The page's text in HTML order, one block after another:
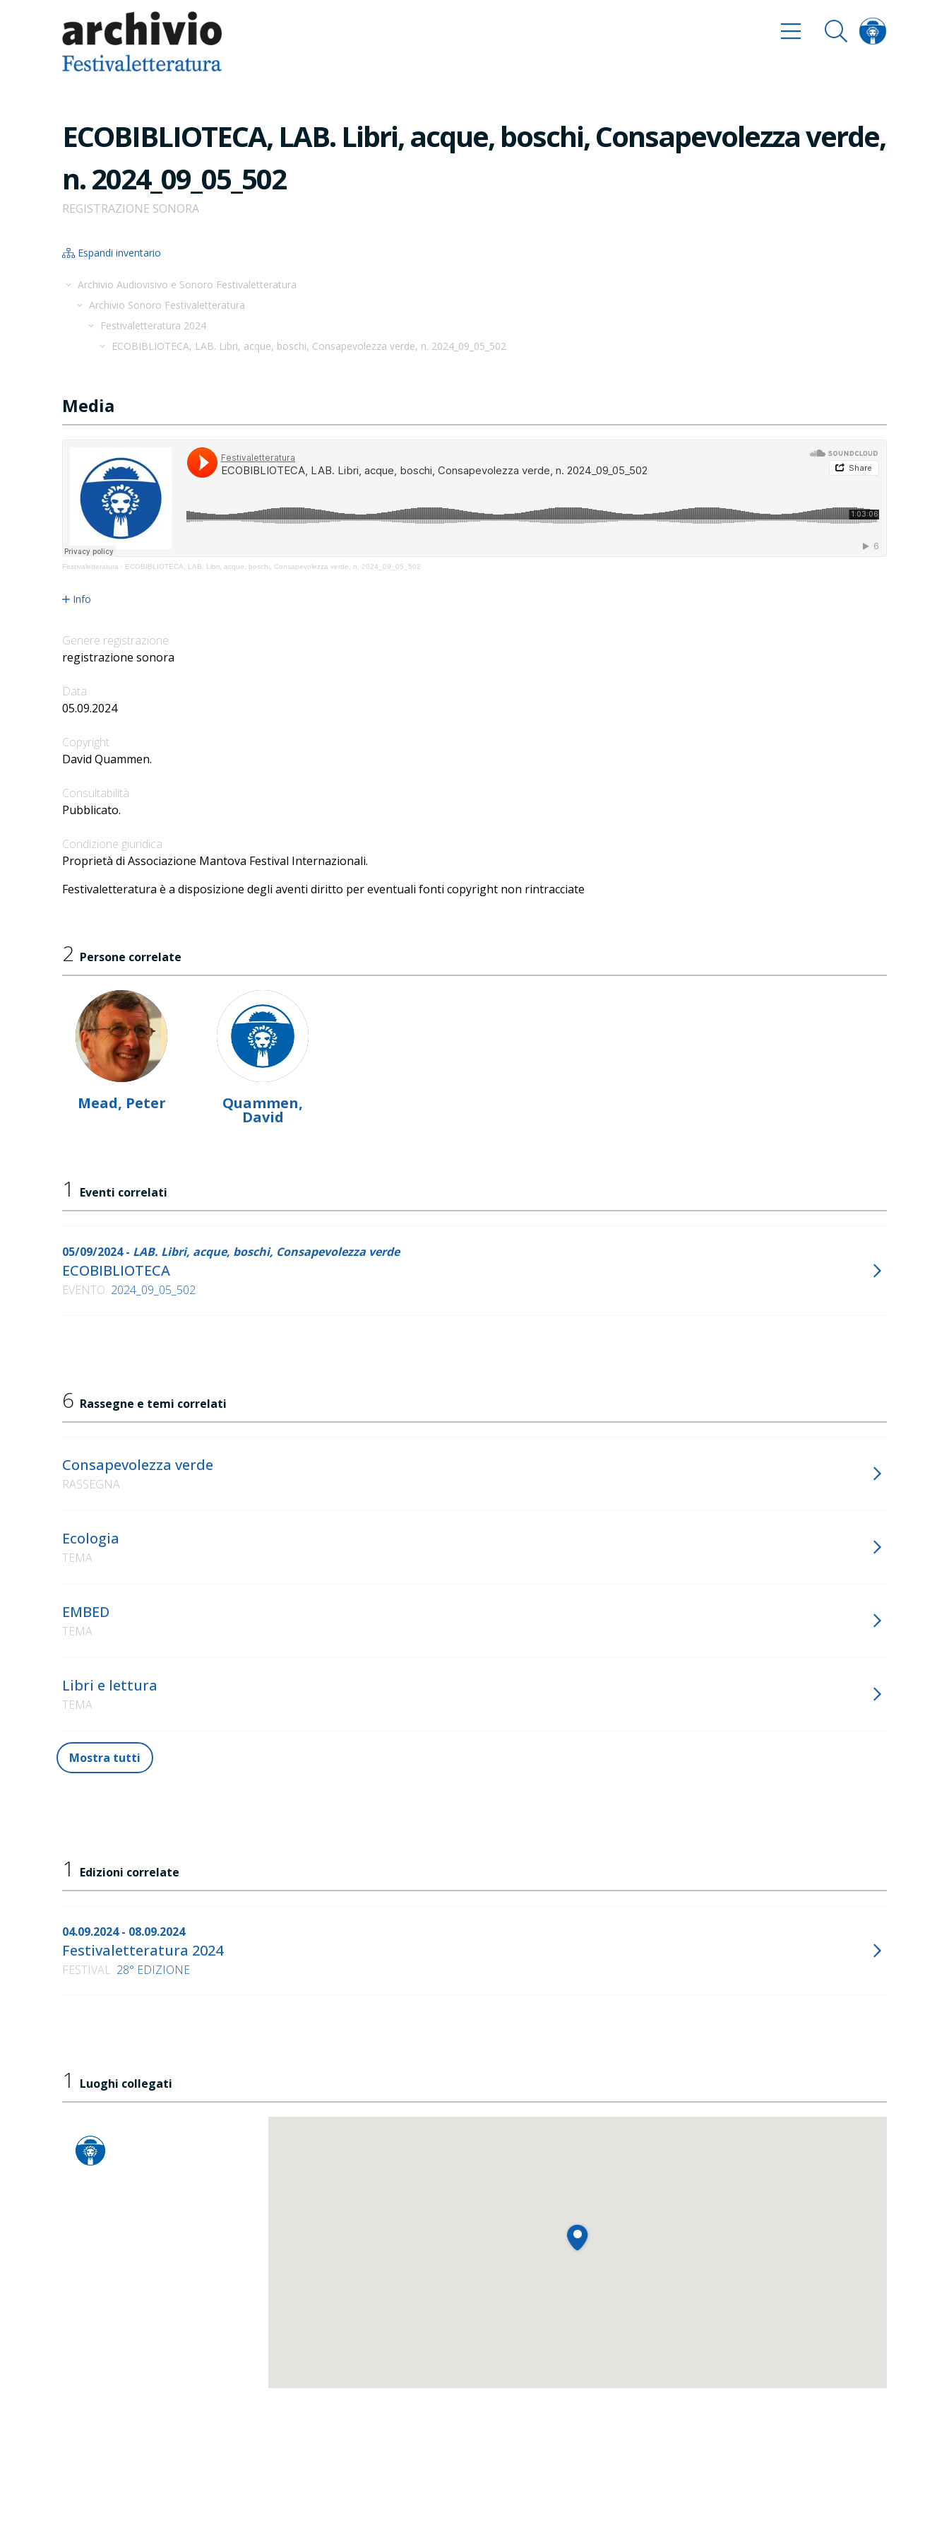
ECOBIBLIOTECA, LAB. Libri, acque, boschi, Consapevolezza verde,
n. 2024_09_05_502
REGISTRAZIONE SONORA
Espandi inventario
Archivio Audiovisivo e Sonoro Festivaletteratura
Archivio Sonoro Festivaletteratura
Festivaletteratura 2024
ECOBIBLIOTECA, LAB. Libri, acque, boschi, Consapevolezza verde, n. 2024_09_05_502
Media
Festivaletteratura · ECOBIBLIOTECA, LAB. Libri, acque, boschi, Consapevolezza verde, n. 2024_09_05_502
Info
Genere registrazione
registrazione sonora
Data
05.09.2024
Copyright
David Quammen.
Consultabilità
Pubblicato.
Condizione giuridica
Proprietà di Associazione Mantova Festival Internazionali.
Festivaletteratura è a disposizione degli aventi diritto per eventuali fonti copyright non rintracciate
2 Persone correlate
Mead, Peter Quammen,
David
1 Eventi correlati
05/09/2024 - LAB. Libri, acque, boschi, Consapevolezza verde
ECOBIBLIOTECA
EVENTO 2024_09_05_502
6 Rassegne e temi correlati
Consapevolezza verde
RASSEGNA
Ecologia
TEMA
EMBED
TEMA
Libri e lettura
TEMA
Mostra tutti
1 Edizioni correlate
04.09.2024 - 08.09.2024
Festivaletteratura 2024
FESTIVAL 28° EDIZIONE
1 Luoghi collegati